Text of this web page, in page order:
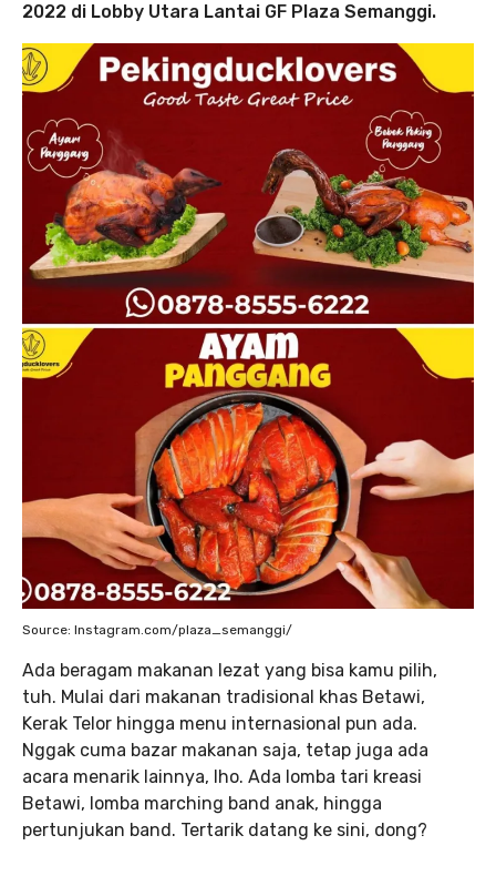
2022 di Lobby Utara Lantai GF Plaza Semanggi.
Source: Instagram.com/plaza_semanggi/
Ada beragam makanan lezat yang bisa kamu pilih,
tuh. Mulai dari makanan tradisional khas Betawi,
Kerak Telor hingga menu internasional pun ada.
Nggak cuma bazar makanan saja, tetap juga ada
acara menarik lainnya, lho. Ada lomba tari kreasi
Betawi, lomba marching band anak, hingga
pertunjukan band. Tertarik datang ke sini, dong?